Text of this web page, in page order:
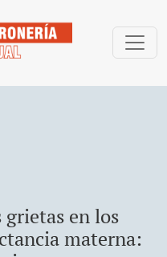
en los
materna: